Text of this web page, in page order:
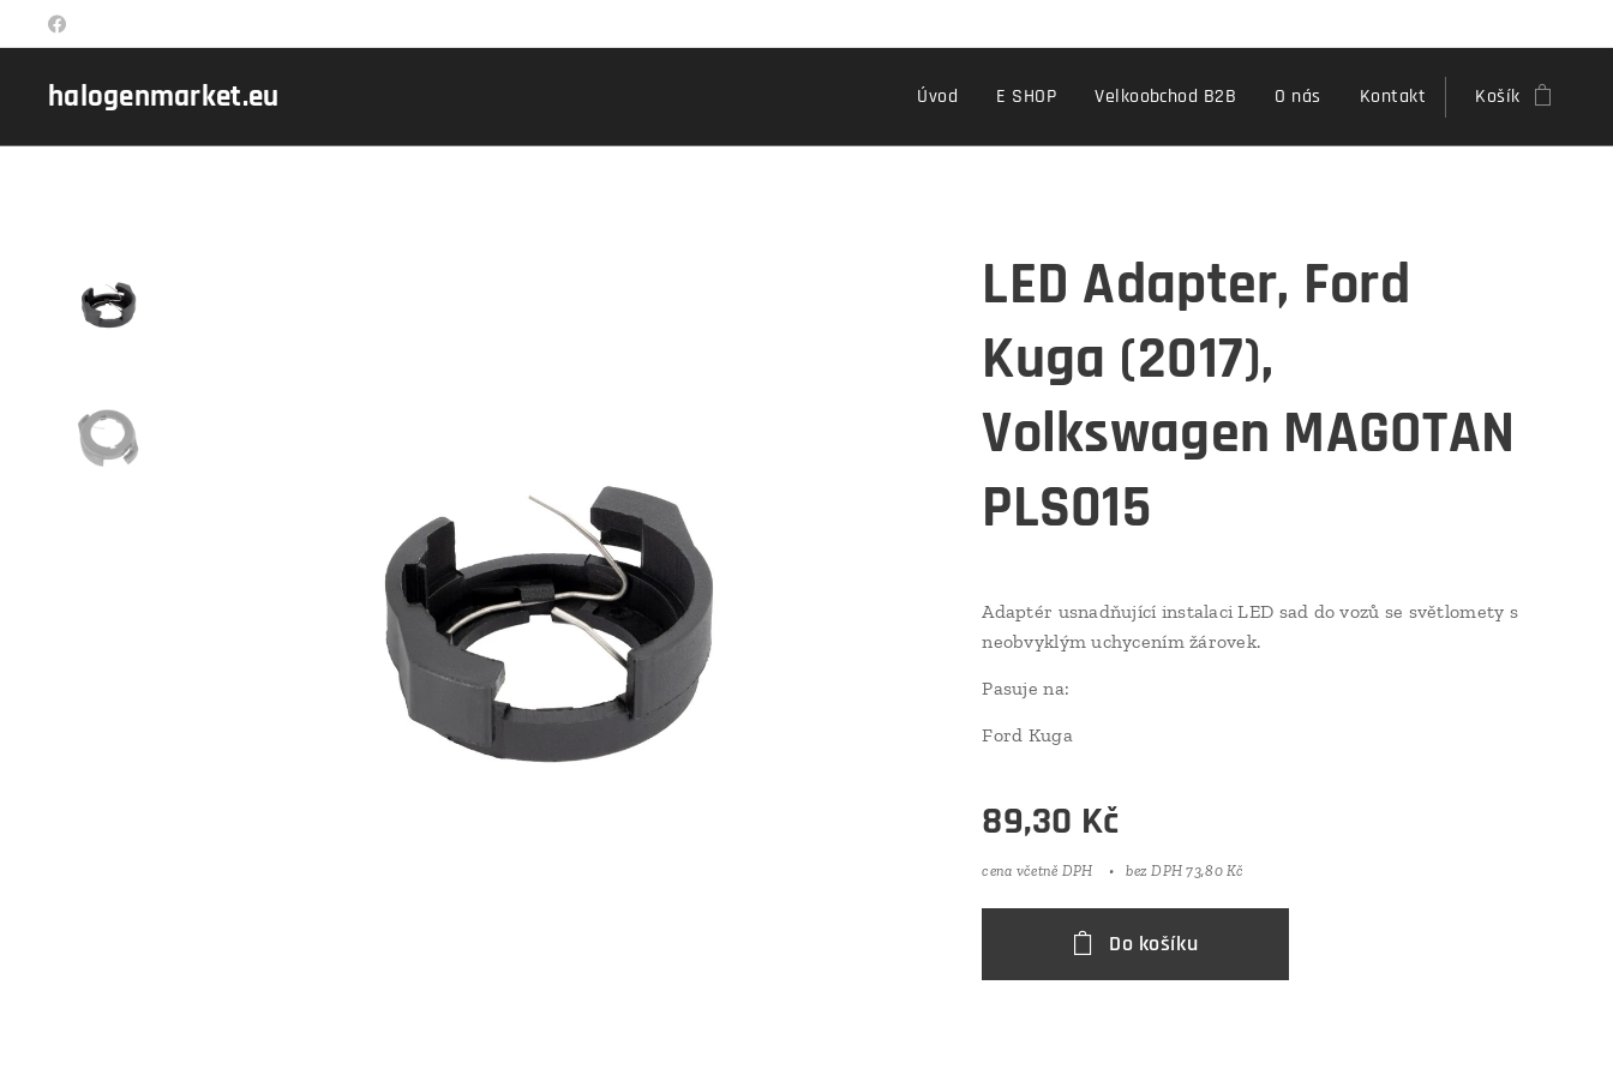
halogenmarket.eu Úvod E SHOP Velkoobchod B2B O nás Kontakt Košík
LED Adapter, Ford
Kuga (2017),
Volkswagen MAGOTAN
PLS015
Adaptér usnadňující instalaci LED sad do vozů se světlomety s
neobvyklým uchycením žárovek.
Pasuje na:
Ford Kuga
89,30 Kč
cena včetně DPH bez DPH 73,80 Kč
Do košíku